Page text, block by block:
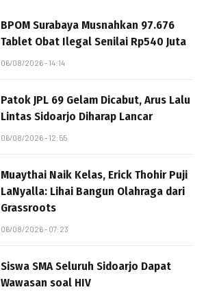
BPOM Surabaya Musnahkan 97.676
Tablet Obat Ilegal Senilai Rp540 Juta
06/08/2026 - 14:14
Patok JPL 69 Gelam Dicabut, Arus Lalu
Lintas Sidoarjo Diharap Lancar
06/08/2026 - 12:55
Muaythai Naik Kelas, Erick Thohir Puji
LaNyalla: Lihai Bangun Olahraga dari
Grassroots
06/08/2026 - 07:23
Siswa SMA Seluruh Sidoarjo Dapat
Wawasan soal HIV